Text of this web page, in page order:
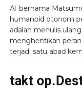
AI bernama
humanoid otonom
adalah menulis
menghentikan
terjadi satu abad
takt